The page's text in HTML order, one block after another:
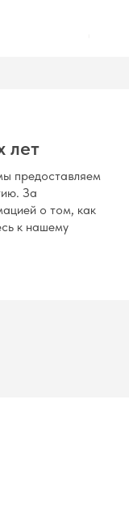
лет
предоставляем
За
о том, как
к нашему